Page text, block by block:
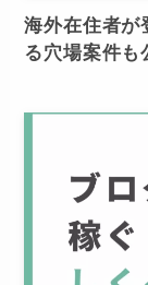
海外在住者が
る穴場案件も